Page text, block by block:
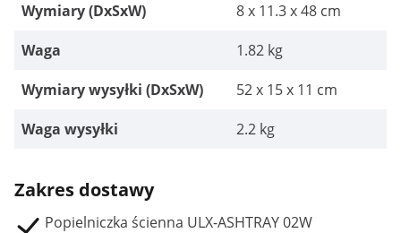
Wymiary (DxSxW)
8 x 11.3 x 48 cm
Waga
1.82 kg
Wymiary wysyłki (DxSxW)
52 x 15 x 11 cm
Waga wysyłki
2.2 kg
Zakres dostawy
Popielniczka ścienna ULX-ASHTRAY 02W